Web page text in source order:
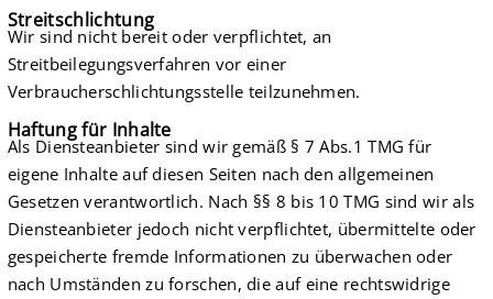
Streitschlichtung
Wir sind nicht bereit oder verpflichtet, an
Streitbeilegungsverfahren vor einer
Verbraucherschlichtungs­stelle teilzunehmen.
Haftung für Inhalte
Als Diensteanbieter sind wir gemäß § 7 Abs.1 TMG für
eigene Inhalte auf diesen Seiten nach den allgemeinen
Gesetzen verantwortlich. Nach §§ 8 bis 10 TMG sind wir als
Diensteanbieter jedoch nicht verpflichtet, übermittelte oder
gespeicherte fremde Informationen zu überwachen oder
nach Umständen zu forschen, die auf eine rechtswidrige